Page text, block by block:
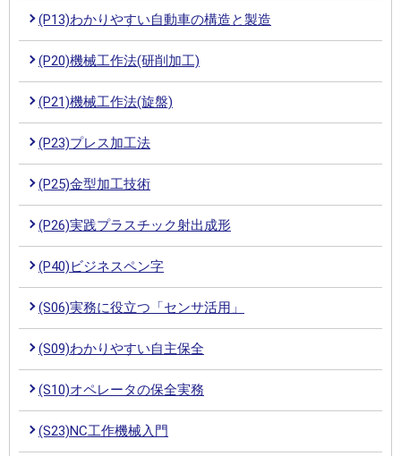
(P13)わかりやすい自動車の構造と製造
(P20)機械工作法(研削加工)
(P21)機械工作法(旋盤)
(P23)プレス加工法
(P25)金型加工技術
(P26)実践プラスチック射出成形
(P40)ビジネスペン字
(S06)実務に役立つ「センサ活用」
(S09)わかりやすい自主保全
(S10)オペレータの保全実務
(S23)NC工作機械入門